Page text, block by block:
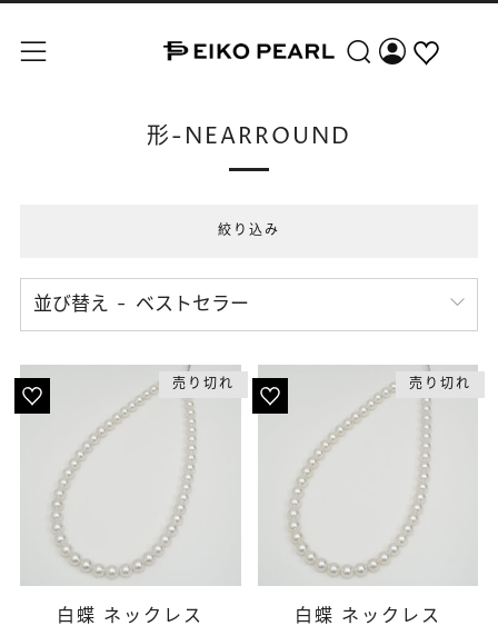
メニュー 検索
形-NEARROUND
絞り込み
並び替え
売り切れ
白蝶 ネックレス
売り切れ
白蝶 ネックレス